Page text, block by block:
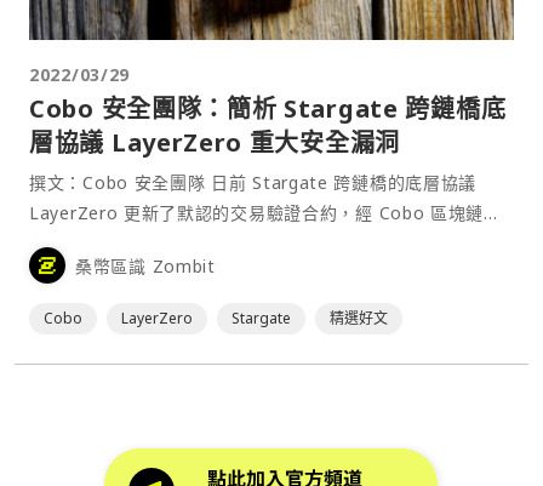
2022/03/29
Cobo 安全團隊：簡析 Stargate 跨鏈橋底
層協議 LayerZero 重大安全漏洞
撰文：Cobo 安全團隊 日前 Stargate 跨鏈橋的底層協議
LayerZero 更新了默認的交易驗證合約，經 Cobo 區塊鏈安
全團隊分析，此次更新修復了之前版本中存在的嚴重漏洞，該
漏洞可能導致所有依托 LayerZero 構建的跨鏈⋯
桑幣區識 Zombit
Cobo LayerZero Stargate 精選好文